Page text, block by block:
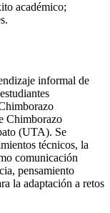
académico;
informal de
Chimborazo
(UTA). Se
técnicos, la
comunicación
pensamiento
la adaptación a retos